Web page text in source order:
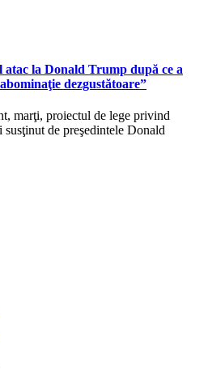
la Donald Trump după ce a
dezgustătoare”
marţi, proiectul de lege privind
de preşedintele Donald